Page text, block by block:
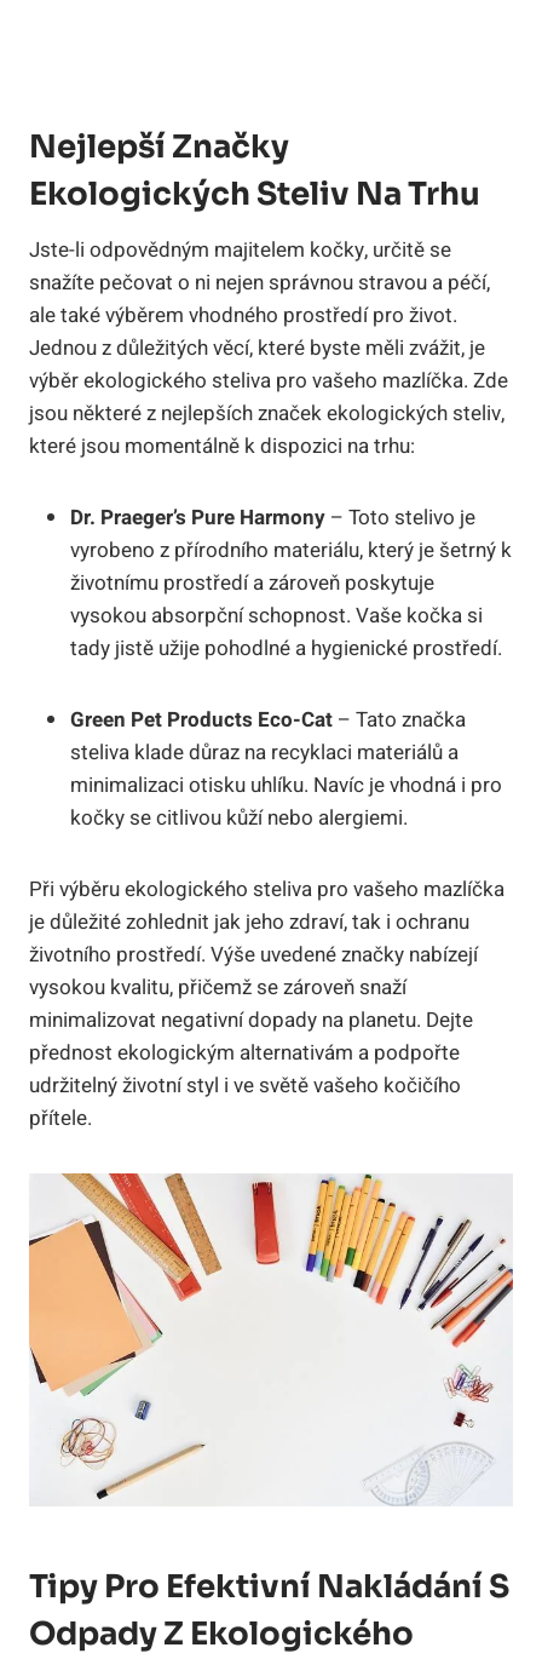
Nejlepší Značky
Ekologických Steliv Na Trhu
Jste-li odpovědným majitelem kočky, určitě se
snažíte pečovat o ni nejen správnou stravou a péčí,
ale také výběrem vhodného prostředí pro život.
Jednou z důležitých věcí, které byste měli zvážit, je
výběr ekologického steliva pro vašeho mazlíčka. Zde
jsou některé z nejlepších značek ekologických steliv,
které jsou momentálně k dispozici na trhu:
Dr. Praeger’s Pure Harmony – Toto stelivo je
vyrobeno z přírodního materiálu, který je šetrný k
životnímu prostředí a zároveň poskytuje
vysokou absorpční schopnost. Vaše kočka si
tady jistě užije pohodlné a hygienické prostředí.
Green Pet Products Eco-Cat – Tato značka
steliva klade důraz na recyklaci materiálů a
minimalizaci otisku uhlíku. Navíc je vhodná i pro
kočky se citlivou kůží nebo alergiemi.
Při výběru ekologického steliva pro vašeho mazlíčka
je důležité zohlednit jak jeho zdraví, tak i ochranu
životního prostředí. Výše uvedené značky nabízejí
vysokou kvalitu, přičemž se zároveň snaží
minimalizovat negativní dopady na planetu. Dejte
přednost ekologickým alternativám a podpořte
udržitelný životní styl i ve světě vašeho kočičího
přítele.
Tipy Pro Efektivní Nakládání S
Odpady Z Ekologického